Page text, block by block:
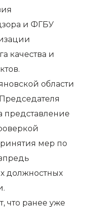
и ФГБУ
качества и
области
представление
мер по
должностных
что ранее уже